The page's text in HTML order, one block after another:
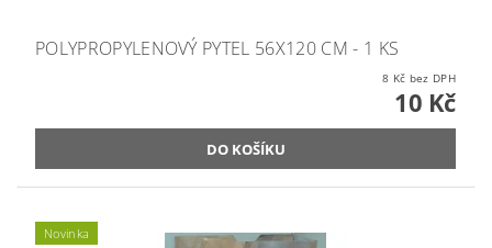
POLYPROPYLENOVÝ PYTEL 56X120 CM - 1 KS
8 Kč bez DPH
10 Kč
Novinka